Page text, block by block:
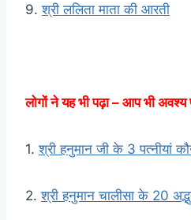
9.श्री ललिता माता की आरती
लोगों ने यह भी पढ़ा – आप भी
1.श्री हनुमान जी के 3 पत्नीयां
2.श्री हनुमान चालीसा के 20